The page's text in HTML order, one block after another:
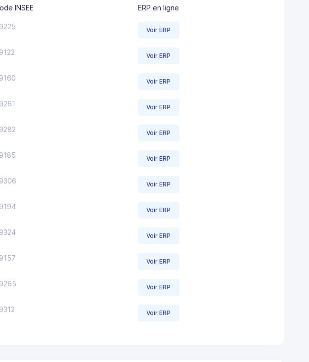
INSEE ERP en ligne
Voir ERP
Voir ERP
Voir ERP
Voir ERP
Voir ERP
Voir ERP
Voir ERP
Voir ERP
Voir ERP
Voir ERP
Voir ERP
Voir ERP